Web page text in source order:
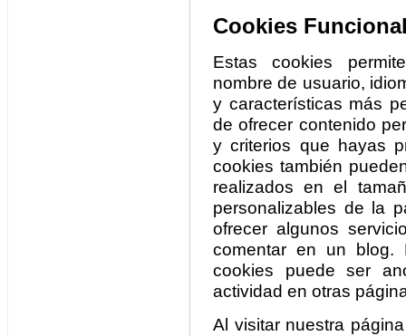
Cookies
Estas cookies
nombre de usuario,
y características más
de ofrecer contenido
y criterios que hayas
cookies también
realizados en el
personalizables de la
ofrecer algunos
comentar en un blog.
cookies puede ser
actividad en otras
Al visitar nuestra